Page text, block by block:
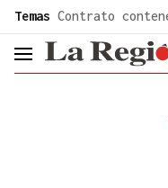
Temas Contrato
header.menu.open